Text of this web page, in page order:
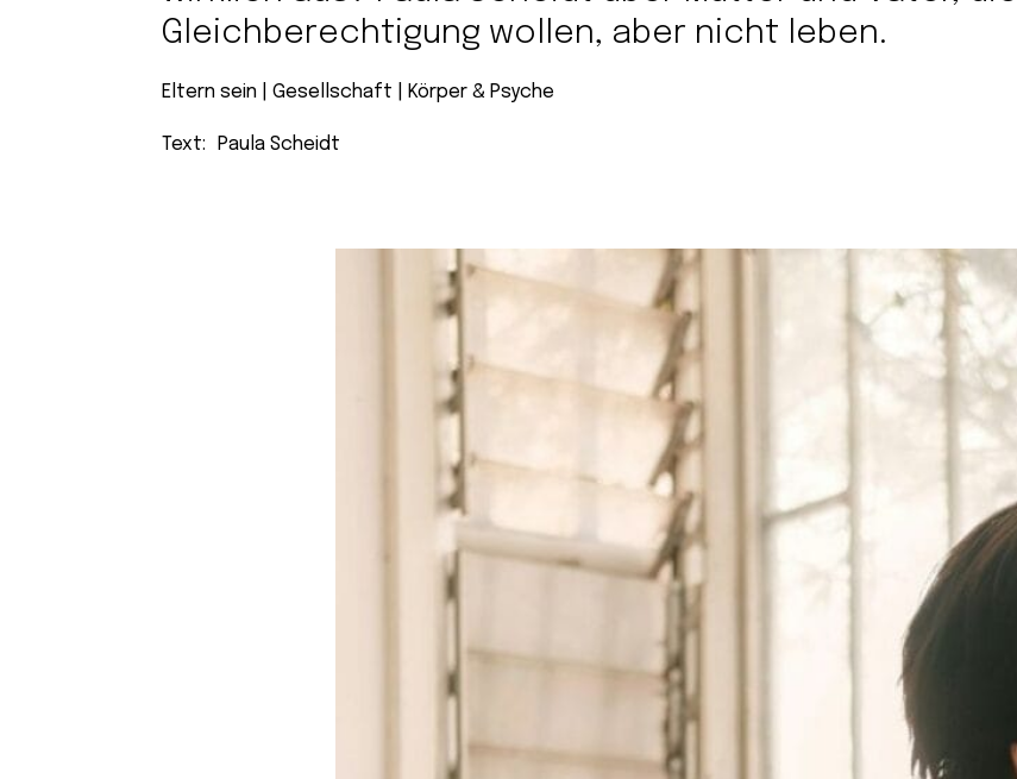
Gleichberechtigung wollen, aber nicht leben.
Eltern sein Gesellschaft Körper & Psyche
Text: Paula Scheidt